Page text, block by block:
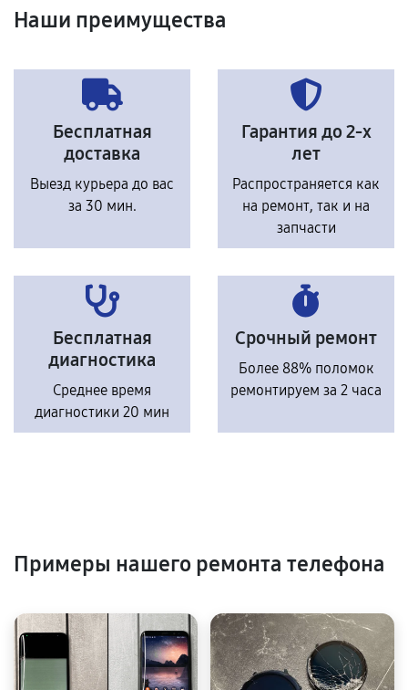
Наши преимущества
Бесплатная
доставка
Выезд курьера до вас
за 30 мин.
Гарантия до 2-х
лет
Распространяется как
на ремонт, так и на
запчасти
Бесплатная
диагностика
Среднее время
диагностики 20 мин
Срочный ремонт
Более 88% поломок
ремонтируем за 2 часа
Примеры нашего ремонта телефона